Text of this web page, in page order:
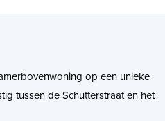
op een unieke
tussen de Schutterstraat en het